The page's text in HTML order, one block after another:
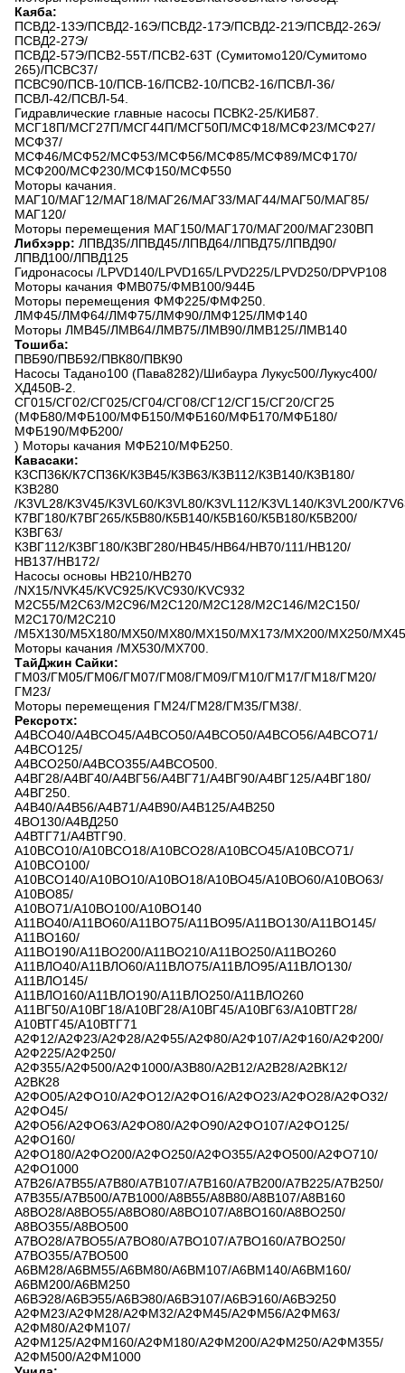
Каяба:
ПСВД2-13Э/ПСВД2-16Э/ПСВД2-17Э/ПСВД2-21Э/ПСВД2-26Э/
ПСВД2-27Э/
ПСВД2-57Э/ПСВ2-55Т/ПСВ2-63Т (Сумитомо120/Сумитомо
265)/ПСВС37/
ПСВС90/ПСВ-10/ПСВ-16/ПСВ2-10/ПСВ2-16/ПСВЛ-36/
ПСВЛ-42/ПСВЛ-54.
Гидравлические главные насосы ПСВК2-25/КИБ87.
МСГ18П/МСГ27П/МСГ44П/МСГ50П/МСФ18/МСФ23/МСФ27/
МСФ37/
МСФ46/МСФ52/МСФ53/МСФ56/МСФ85/МСФ89/МСФ170/
МСФ200/МСФ230/МСФ150/МСФ550
Моторы качания.
МАГ10/МАГ12/МАГ18/МАГ26/МАГ33/МАГ44/МАГ50/МАГ85/
МАГ120/
Моторы перемещения МАГ150/МАГ170/МАГ200/МАГ230ВП
Либхэрр: ЛПВД35/ЛПВД45/ЛПВД64/ЛПВД75/ЛПВД90/
ЛПВД100/ЛПВД125
Гидронасосы /LPVD140/LPVD165/LPVD225/LPVD250/DPVP108
Моторы качания ФМВ075/ФМВ100/944Б
Моторы перемещения ФМФ225/ФМФ250.
ЛМФ45/ЛМФ64/ЛМФ75/ЛМФ90/ЛМФ125/ЛМФ140
Моторы ЛМВ45/ЛМВ64/ЛМВ75/ЛМВ90/ЛМВ125/ЛМВ140
Тошиба:
ПВБ90/ПВБ92/ПВК80/ПВК90
Насосы Тадано100 (Пава8282)/Шибаура Лукус500/Лукус400/
ХД450В-2.
СГ015/СГ02/СГ025/СГ04/СГ08/СГ12/СГ15/СГ20/СГ25
(МФБ80/МФБ100/МФБ150/МФБ160/МФБ170/МФБ180/
МФБ190/МФБ200/
) Моторы качания МФБ210/МФБ250.
Кавасаки:
К3СП36К/К7СП36К/К3В45/К3В63/К3В112/К3В140/К3В180/
К3В280
/K3VL28/K3V45/K3VL60/K3VL80/K3VL112/K3VL140/K3VL200/
К7ВГ180/К7ВГ265/К5В80/К5В140/К5В160/К5В180/К5В200/
К3ВГ63/
К3ВГ112/К3ВГ180/К3ВГ280/НВ45/НВ64/НВ70/111/НВ120/
НВ137/НВ172/
Насосы основы НВ210/НВ270
/NX15/NVK45/KVC925/KVC930/KVC932
М2С55/М2С63/М2С96/М2С120/М2С128/М2С146/М2С150/
М2С170/М2С210
/M5X130/M5X180/MX50/MX80/MX150/MX173/MX200/MX250/
Моторы качания /MX530/MX700.
ТайДжин Сайки:
ГМ03/ГМ05/ГМ06/ГМ07/ГМ08/ГМ09/ГМ10/ГМ17/ГМ18/ГМ20/
ГМ23/
Моторы перемещения ГМ24/ГМ28/ГМ35/ГМ38/.
Рексротх:
А4ВСО40/А4ВСО45/А4ВСО50/А4ВСО50/А4ВСО56/А4ВСО71/
А4ВСО125/
А4ВСО250/А4ВСО355/А4ВСО500.
А4ВГ28/А4ВГ40/А4ВГ56/А4ВГ71/А4ВГ90/А4ВГ125/А4ВГ180/
А4ВГ250.
А4В40/А4В56/А4В71/А4В90/А4В125/А4В250
4ВО130/А4ВД250
А4ВТГ71/А4ВТГ90.
А10ВСО10/А10ВСО18/А10ВСО28/А10ВСО45/А10ВСО71/
А10ВСО100/
А10ВСО140/А10ВО10/А10ВО18/А10ВО45/А10ВО60/А10ВО63/
А10ВО85/
А10ВО71/А10ВО100/А10ВО140
А11ВО40/А11ВО60/А11ВО75/А11ВО95/А11ВО130/А11ВО145/
А11ВО160/
А11ВО190/А11ВО200/А11ВО210/А11ВО250/А11ВО260
А11ВЛО40/А11ВЛО60/А11ВЛО75/А11ВЛО95/А11ВЛО130/
А11ВЛО145/
А11ВЛО160/А11ВЛО190/А11ВЛО250/А11ВЛО260
А11ВГ50/А10ВГ18/А10ВГ28/А10ВГ45/А10ВГ63/А10ВТГ28/
А10ВТГ45/А10ВТГ71
А2Ф12/А2Ф23/А2Ф28/А2Ф55/А2Ф80/А2Ф107/А2Ф160/А2Ф200/
А2Ф225/А2Ф250/
А2Ф355/А2Ф500/А2Ф1000/А3В80/А2В12/А2В28/А2ВК12/
А2ВК28
А2ФО05/А2ФО10/А2ФО12/А2ФО16/А2ФО23/А2ФО28/А2ФО32/
А2ФО45/
А2ФО56/А2ФО63/А2ФО80/А2ФО90/А2ФО107/А2ФО125/
А2ФО160/
А2ФО180/А2ФО200/А2ФО250/А2ФО355/А2ФО500/А2ФО710/
А2ФО1000
А7В26/А7В55/А7В80/А7В107/А7В160/А7В200/А7В225/А7В250/
А7В355/А7В500/А7В1000/А8В55/А8В80/А8В107/А8В160
А8ВО28/А8ВО55/А8ВО80/А8ВО107/А8ВО160/А8ВО250/
А8ВО355/А8ВО500
А7ВО28/А7ВО55/А7ВО80/А7ВО107/А7ВО160/А7ВО250/
А7ВО355/А7ВО500
А6ВМ28/А6ВМ55/А6ВМ80/А6ВМ107/А6ВМ140/А6ВМ160/
А6ВМ200/А6ВМ250
А6ВЭ28/А6ВЭ55/А6ВЭ80/А6ВЭ107/А6ВЭ160/А6ВЭ250
А2ФМ23/А2ФМ28/А2ФМ32/А2ФМ45/А2ФМ56/А2ФМ63/
А2ФМ80/А2ФМ107/
А2ФМ125/А2ФМ160/А2ФМ180/А2ФМ200/А2ФМ250/А2ФМ355/
А2ФМ500/А2ФМ1000